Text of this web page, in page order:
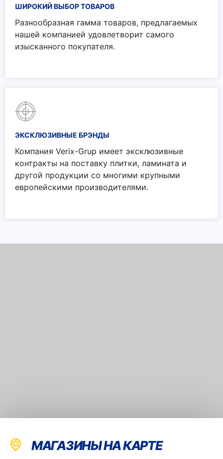
ШИРОКИЙ ВЫБОР ТОВАРОВ
Разнообразная гамма товаров, предлагаемых
нашей компанией удовлетворит самого
изысканного покупателя.
ЭКСКЛЮЗИВНЫЕ БРЭНДЫ
Компания Verix-Grup имеет эксклюзивные
контракты на поставку плитки, ламината и
другой продукции со многими крупными
европейскими производителями.
МАГАЗИНЫ НА КАРТЕ